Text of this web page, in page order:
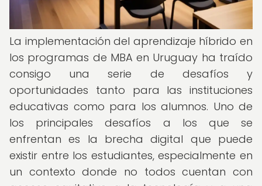
La implementación del aprendizaje híbrido en
los programas de MBA en Uruguay ha traído
consigo una serie de desafíos y
oportunidades tanto para las instituciones
educativas como para los alumnos. Uno de
los principales desafíos a los que se
enfrentan es la brecha digital que puede
existir entre los estudiantes, especialmente en
un contexto donde no todos cuentan con